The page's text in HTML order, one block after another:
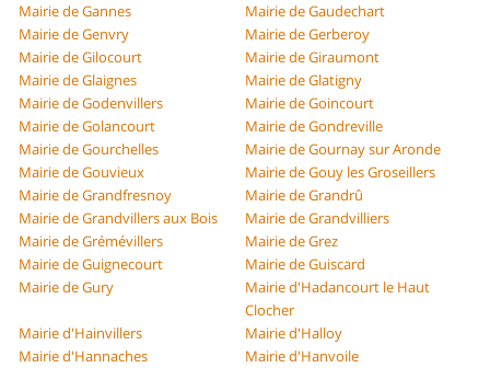
Mairie de Gannes
Mairie de Gaudechart
Mairie de Genvry
Mairie de Gerberoy
Mairie de Gilocourt
Mairie de Giraumont
Mairie de Glaignes
Mairie de Glatigny
Mairie de Godenvillers
Mairie de Goincourt
Mairie de Golancourt
Mairie de Gondreville
Mairie de Gourchelles
Mairie de Gournay sur Aronde
Mairie de Gouvieux
Mairie de Gouy les Groseillers
Mairie de Grandfresnoy
Mairie de Grandrû
Mairie de Grandvillers aux Bois
Mairie de Grandvilliers
Mairie de Grémévillers
Mairie de Grez
Mairie de Guignecourt
Mairie de Guiscard
Mairie de Gury
Mairie d'Hadancourt le Haut
Clocher
Mairie d'Hainvillers
Mairie d'Halloy
Mairie d'Hannaches
Mairie d'Hanvoile